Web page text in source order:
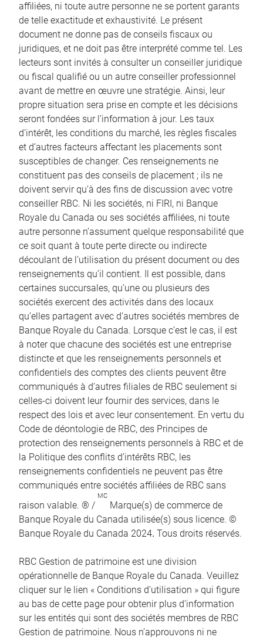
affiliées, ni toute autre personne ne se portent garants
de telle exactitude et exhaustivité. Le présent
document ne donne pas de conseils fiscaux ou
juridiques, et ne doit pas être interprété comme tel. Les
lecteurs sont invités à consulter un conseiller juridique
ou fiscal qualifié ou un autre conseiller professionnel
avant de mettre en œuvre une stratégie. Ainsi, leur
propre situation sera prise en compte et les décisions
seront fondées sur l’information à jour. Les taux
d’intérêt, les conditions du marché, les règles fiscales
et d’autres facteurs affectant les placements sont
susceptibles de changer. Ces renseignements ne
constituent pas des conseils de placement ; ils ne
doivent servir qu’à des fins de discussion avec votre
conseiller RBC. Ni les sociétés, ni FIRI, ni Banque
Royale du Canada ou ses sociétés affiliées, ni toute
autre personne n’assument quelque responsabilité que
ce soit quant à toute perte directe ou indirecte
découlant de l’utilisation du présent document ou des
renseignements qu’il contient. Il est possible, dans
certaines succursales, qu’une ou plusieurs des
sociétés exercent des activités dans des locaux
qu’elles partagent avec d’autres sociétés membres de
Banque Royale du Canada. Lorsque c’est le cas, il est
à noter que chacune des sociétés est une entreprise
distincte et que les renseignements personnels et
confidentiels des comptes des clients peuvent être
communiqués à d’autres filiales de RBC seulement si
celles-ci doivent leur fournir des services, dans le
respect des lois et avec leur consentement. En vertu du
Code de déontologie de RBC, des Principes de
protection des renseignements personnels à RBC et de
la Politique des conflits d’intérêts RBC, les
renseignements confidentiels ne peuvent pas être
communiqués entre sociétés affiliées de RBC sans
raison valable. ® /
MC
Marque(s) de commerce de
Banque Royale du Canada utilisée(s) sous licence. ©
Banque Royale du Canada 2024. Tous droits réservés.
RBC Gestion de patrimoine est une division
opérationnelle de Banque Royale du Canada. Veuillez
cliquer sur le lien « Conditions d’utilisation » qui figure
au bas de cette page pour obtenir plus d’information
sur les entités qui sont des sociétés membres de RBC
Gestion de patrimoine. Nous n’approuvons ni ne